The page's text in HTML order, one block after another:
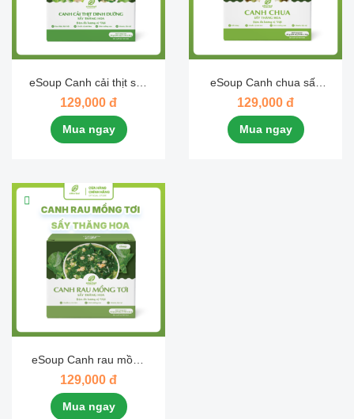
eSoup Canh cải thịt sấy
thăng hoa eHerbal
129,000 đ
Mua ngay
eSoup Canh chua sấy
thăng hoa eHerbal
129,000 đ
Mua ngay
eSoup Canh rau mồng
tơi sấy thăng hoa
eHerbal
129,000 đ
Mua ngay